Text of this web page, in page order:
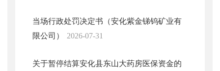
当场行政处罚决定书（安化紫金锑钨矿业有
限公司）
2026-07-31
关于暂停结算安化县东山大药房医保资金的